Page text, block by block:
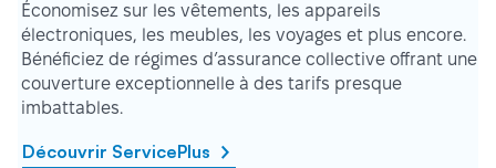
Économisez sur les vêtements, les appareils
électroniques, les meubles, les voyages et plus encore.
Bénéficiez de régimes d’assurance collective offrant une
couverture exceptionnelle à des tarifs presque
imbattables.
Découvrir ServicePlus